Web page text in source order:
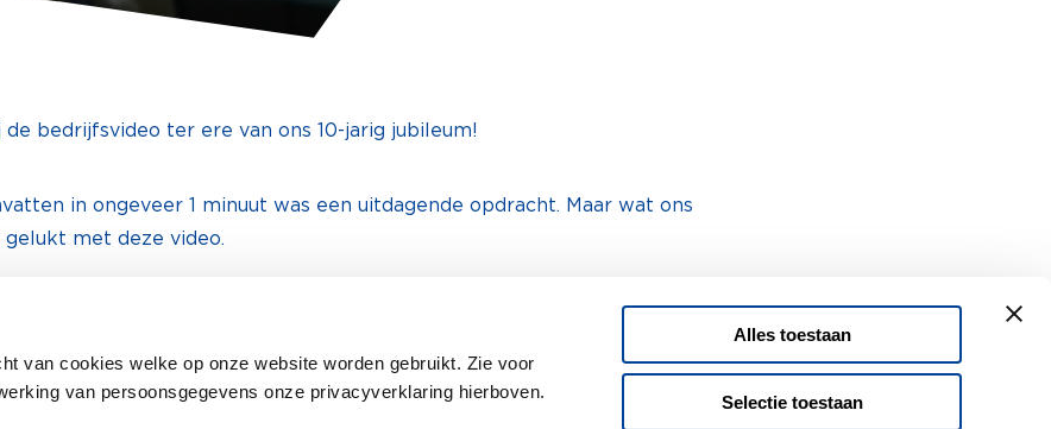
van cookies welke op onze website worden gebruikt. Zie voor
van persoonsgegevens onze privacyverklaring hierboven.
Alles toestaan
Selectie toestaan
bedrijfsvideo ter ere van ons 10-jarig jubileum!
in ongeveer 1 minuut was een uitdagende opdracht. Maar wat ons
met deze video.
vakwerk al meer dan 10 jaar wordt verricht door onze toppers van